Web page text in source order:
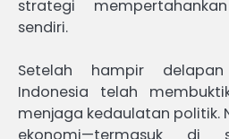
strategi
sendiri.
Setelah hampir
Indonesia telah
menjaga kedaulatan politik.